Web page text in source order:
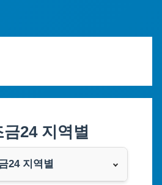
24 지역별
24 지역별